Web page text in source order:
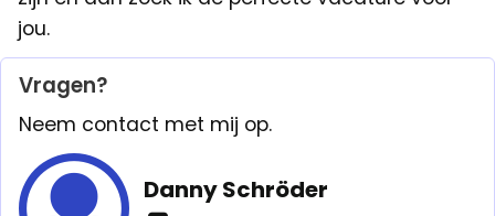
jou.
Vragen?
Neem contact met mij op.
Danny Schröder